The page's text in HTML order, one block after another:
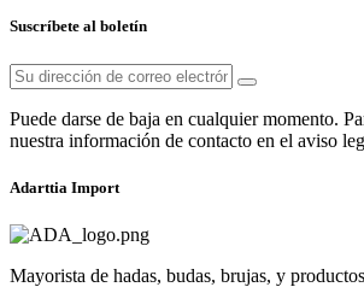
Suscríbete al boletín
Puede darse de baja en cualquier momento.
nuestra información de contacto en el aviso
Adarttia Import
Mayorista de hadas, budas, brujas, y